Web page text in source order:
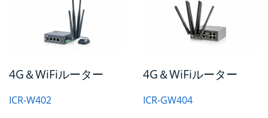
しています。...
4G＆WiFiルーター
ICR-W402
4G＆WiFiルーター
ICR-GW404